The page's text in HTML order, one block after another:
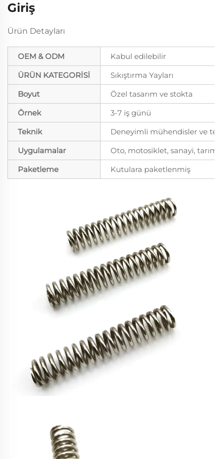
Giriş
Ürün Detayları
OEM & ODM
Kabul edilebilir
ÜRÜN KATEGORİSİ
Sıkıştırma Yayları
Boyut
Özel tasarım ve stokta
Örnek
3-7 iş günü
Teknik
Deneyimli mühendisler ve
Uygulamalar
Oto, motosiklet, sanayi,
Paketleme
Kutulara paketlenmiş